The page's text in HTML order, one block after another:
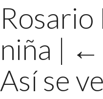
Rosario
niña | ←
Así se